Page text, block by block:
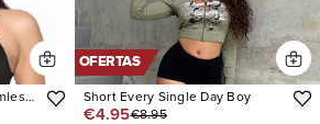
OFERTAS
Short Every Single Day Boy
€4.95€8.95